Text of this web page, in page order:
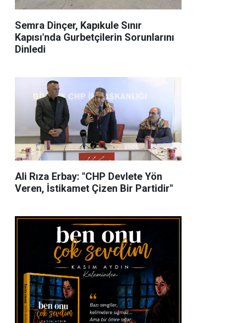
Semra Dinçer, Kapıkule Sınır
Kapısı'nda Gurbetçilerin Sorunlarını
Dinledi
Ali Rıza Erbay: "CHP Devlete Yön
Veren, İstikamet Çizen Bir Partidir"